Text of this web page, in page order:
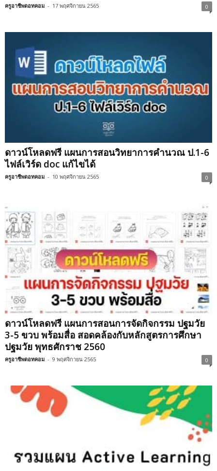
ครูอาชีพดอทคอม - 17 พฤศจิกายน 2565 0
ดาวน์โหลดฟรี แผนการสอนวิทยาการคำนวณ ป.1-6
ไฟล์เวิร์ด doc แก้ไขได้
ครูอาชีพดอทคอม - 10 พฤศจิกายน 2565 0
ดาวน์โหลดฟรี แผนการสอนการจัดกิจกรรม ปฐมวัย
3-5 ขวบ พร้อมสื่อ สอดคล้องกับหลักสูตรการศึกษา
ปฐมวัย พุทธศักราช 2560
ครูอาชีพดอทคอม - 9 พฤศจิกายน 2565 0